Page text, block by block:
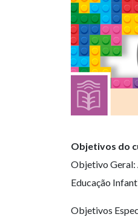
Objetivos do
Objetivo Geral:
Educação
Objetivos